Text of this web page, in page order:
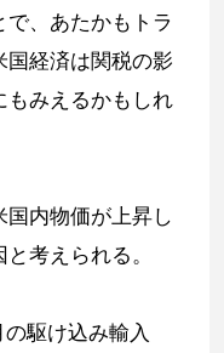
、あたかもトラ
国経済は関税の影
もみえるかもしれ
内物価が上昇し
考えられる。
駆け込み輸入